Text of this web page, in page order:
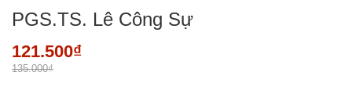
PGS.TS. Lê Công Sự
121.500₫
135.000₫